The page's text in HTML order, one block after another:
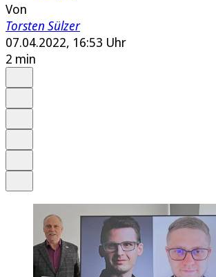
Von
Torsten Sülzer
07.04.2022, 16:53 Uhr
2 min